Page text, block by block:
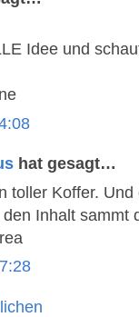
Idee und
hat gesagt…
toller Koffer.
Inhalt sammt